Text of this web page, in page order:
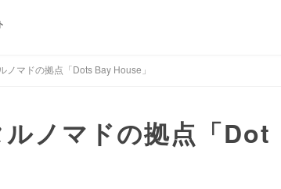
ノマドの拠点「Dots Bay House」
ノマドの拠点「Dot